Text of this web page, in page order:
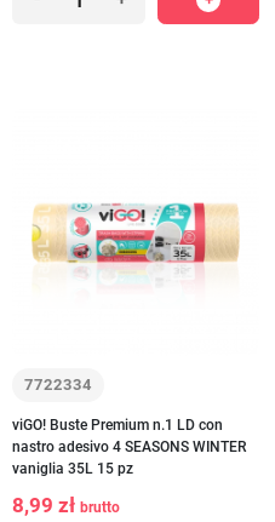
7722334
viGO! Buste Premium n.1 LD con
nastro adesivo 4 SEASONS WINTER
vaniglia 35L 15 pz
8,99 zł brutto